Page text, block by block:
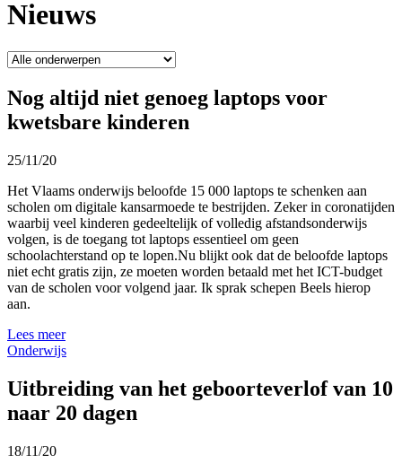
Nieuws
Nog altijd niet genoeg laptops voor
kwetsbare kinderen
25/11/20
Het Vlaams onderwijs beloofde 15 000 laptops te schenken aan
scholen om digitale kansarmoede te bestrijden. Zeker in coronatijden
waarbij veel kinderen gedeeltelijk of volledig afstandsonderwijs
volgen, is de toegang tot laptops essentieel om geen
schoolachterstand op te lopen.Nu blijkt ook dat de beloofde laptops
niet echt gratis zijn, ze moeten worden betaald met het ICT-budget
van de scholen voor volgend jaar. Ik sprak schepen Beels hierop
aan.
Lees meer
Onderwijs
Uitbreiding van het geboorteverlof van 10
naar 20 dagen
18/11/20